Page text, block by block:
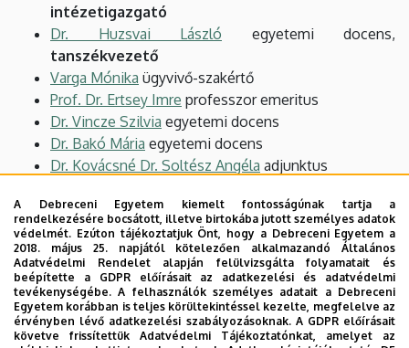
intézetigazgató
Dr. Huzsvai László egyetemi docens,
tanszékvezető
Varga Mónika ügyvivő-szakértő
Prof. Dr. Ertsey Imre professzor emeritus
Dr. Vincze Szilvia egyetemi docens
Dr. Bakó Mária egyetemi docens
Dr. Kovácsné Dr. Soltész Angéla adjunktus
Panta Andrea Boglárkamestertanár
Dr. Szőke Szilviaadjunktus
Juhászné Túróczi Anikómesteroktató
Dr. Kézi Csaba Gábormesteroktató
Dr. Sipos Dóra Fruzsina, adjunktus
Dr. Czine Péter, adjunktus
Libor Józsefnéfőiskolai tanár
A Debreceni Egyetem kiemelt fontosságúnak tartja a
rendelkezésére bocsátott, illetve birtokába jutott személyes adatok
védelmét. Ezúton tájékoztatjuk Önt, hogy a Debreceni Egyetem a
2018. május 25. napjától kötelezően alkalmazandó Általános
Adatvédelmi Rendelet alapján felülvizsgálta folyamatait és
beépítette a GDPR előírásait az adatkezelési és adatvédelmi
tevékenységébe. A felhasználók személyes adatait a Debreceni
Egyetem korábban is teljes körültekintéssel kezelte, megfelelve az
érvényben lévő adatkezelési szabályozásoknak. A GDPR előírásait
követve frissítettük Adatvédelmi Tájékoztatónkat, amelyet az